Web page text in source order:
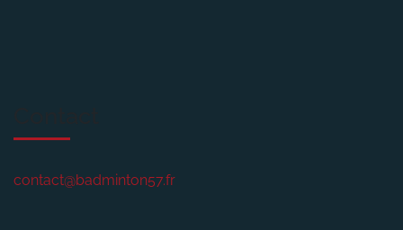
contact@badminton57.fr